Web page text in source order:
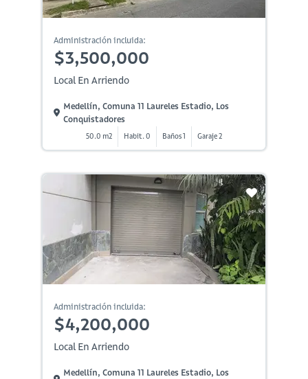
Administración incluida:
$3,500,000
Local En Arriendo
Medellín, Comuna 11 Laureles Estadio, Los
Conquistadores
50.0 m2 Habit. 0 Baños 1 Garaje 2
Administración incluida:
$4,200,000
Local En Arriendo
Medellín, Comuna 11 Laureles Estadio, Los